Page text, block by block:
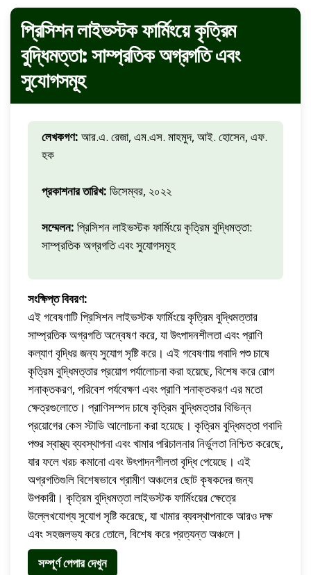
প্রিসিশন লাইভস্টক ফার্মিংয়ে কৃত্রিম
বুদ্ধিমত্তা: সাম্প্রতিক অগ্রগতি এবং
সুযোগসমূহ
লেখকগণ: আর.এ. রেজা, এম.এস. মাহমুদ, আই. হোসেন, এফ.
হক
প্রকাশনার তারিখ: ডিসেম্বর, ২০২২
সম্মেলন: প্রিসিশন লাইভস্টক ফার্মিংয়ে কৃত্রিম বুদ্ধিমত্তা:
সাম্প্রতিক অগ্রগতি এবং সুযোগসমূহ
সংক্ষিপ্ত বিবরণ:
এই গবেষণাটি প্রিসিশন লাইভস্টক ফার্মিংয়ে কৃত্রিম বুদ্ধিমত্তার
সাম্প্রতিক অগ্রগতি অন্বেষণ করে, যা উৎপাদনশীলতা এবং প্রাণি
কল্যাণ বৃদ্ধির জন্য সুযোগ সৃষ্টি করে। এই গবেষণায় গবাদি পশু চাষে
কৃত্রিম বুদ্ধিমত্তার প্রয়োগ পর্যালোচনা করা হয়েছে, বিশেষ করে রোগ
শনাক্তকরণ, পরিবেশ পর্যবেক্ষণ এবং প্রাণি শনাক্তকরণ এর মতো
ক্ষেত্রগুলোতে। প্রাণিসম্পদ চাষে কৃত্রিম বুদ্ধিমত্তার বিভিন্ন
প্রয়োগের কেস স্টাডি আলোচনা করা হয়েছে। কৃত্রিম বুদ্ধিমত্তা গবাদি
পশুর স্বাস্থ্য ব্যবস্থাপনা এবং খামার পরিচালনার নির্ভুলতা নিশ্চিত করেছে,
যার ফলে খরচ কমানো এবং উৎপাদনশীলতা বৃদ্ধি পেয়েছে। এই
অগ্রগতিগুলি বিশেষভাবে গ্রামীণ অঞ্চলের ছোট কৃষকদের জন্য
উপকারী। কৃত্রিম বুদ্ধিমত্তা লাইভস্টক ফার্মিংয়ের ক্ষেত্রে
উল্লেখযোগ্য সুযোগ সৃষ্টি করেছে, যা খামার ব্যবস্থাপনাকে আরও দক্ষ
এবং সহজলভ্য করে তোলে, বিশেষ করে প্রত্যন্ত অঞ্চলে।
সম্পূর্ণ পেপার দেখুন